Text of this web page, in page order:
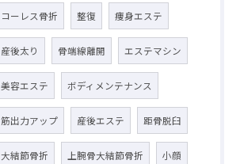
コーレス骨折 整復 痩身エステ
産後太り 骨端線離開 エステマシン
美容エステ ボディメンテナンス
筋出力アップ 産後エステ 距骨脱臼
大結節骨折 上腕骨大結節骨折 小顔